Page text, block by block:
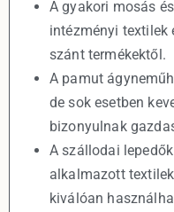
A gyakori mosás
intézményi textilek
szánt termékektől.
A pamut
de sok esetben
bizonyulnak
A szállodai
alkalmazott
kiválóan